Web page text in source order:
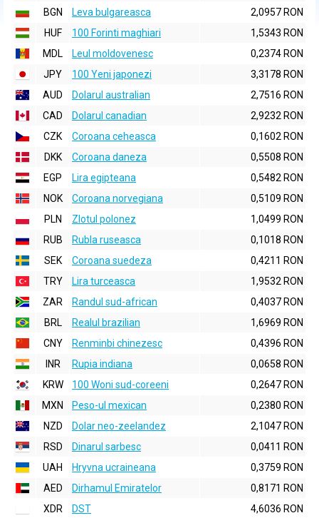
BGN
Leva bulgareasca
2,0957 RON
HUF
100 Forinti maghiari
1,5343 RON
MDL
Leul moldovenesc
0,2374 RON
JPY
100 Yeni japonezi
3,3178 RON
AUD
Dolarul australian
2,7516 RON
CAD
Dolarul canadian
2,9232 RON
CZK
Coroana ceheasca
0,1602 RON
DKK
Coroana daneza
0,5508 RON
EGP
Lira egipteana
0,5482 RON
NOK
Coroana norvegiana
0,5109 RON
PLN
Zlotul polonez
1,0499 RON
RUB
Rubla ruseasca
0,1018 RON
SEK
Coroana suedeza
0,4211 RON
TRY
Lira turceasca
1,9532 RON
ZAR
Randul sud-african
0,4037 RON
BRL
Realul brazilian
1,6969 RON
CNY
Renminbi chinezesc
0,4396 RON
INR
Rupia indiana
0,0658 RON
KRW
100 Woni sud-coreeni
0,2647 RON
MXN
Peso-ul mexican
0,2380 RON
NZD
Dolar neo-zeelandez
2,1047 RON
RSD
Dinarul sarbesc
0,0411 RON
UAH
Hryvna ucraineana
0,3759 RON
AED
Dirhamul Emiratelor
0,8171 RON
XDR
DST 4,6036 RON